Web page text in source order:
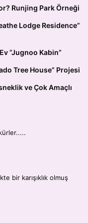
Runjing Park Örneği
Lodge Residence”
“Jugnoo Kabin”
Tree House” Projesi
ve Çok Amaçlı
bir karışıklık olmuş